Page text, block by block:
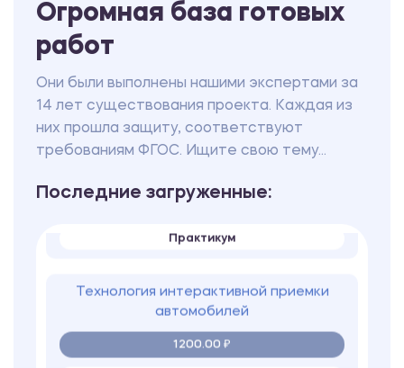
Огромная база готовых
работ
Они были выполнены нашими экспертами за
14 лет существования проекта. Каждая из
них прошла защиту, соответствуют
требованиям ФГОС. Ищите свою тему...
Последние загруженные:
Практикум
Налоги и налогообложение
1200.00 ₽
автомобилей
Практикум